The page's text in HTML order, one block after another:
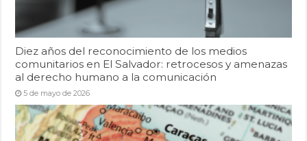
Diez años del reconocimiento de los medios
comunitarios en El Salvador: retrocesos y amenazas
al derecho humano a la comunicación
5 de mayo de 2026